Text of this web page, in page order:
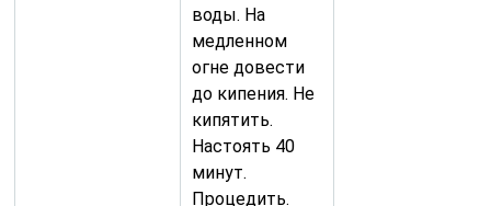
воды. На
медленном
огне довести
до кипения. Не
кипятить.
Настоять 40
минут.
Процедить.